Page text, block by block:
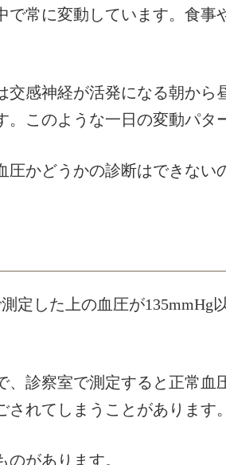
で常に変動しています。食
感神経が活発になる朝か
このような一日の変動パタ
かどうかの診断はできない
定した上の血圧が135mmHg
診察室で測定すると正常
れてしまうことがあります。
があります。